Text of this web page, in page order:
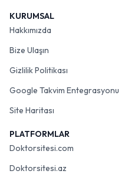
KURUMSAL
Hakkımızda
Bize Ulaşın
Gizlilik Politikası
Google Takvim Entegrasyonu
Site Haritası
PLATFORMLAR
Doktorsitesi.com
Doktorsitesi.az